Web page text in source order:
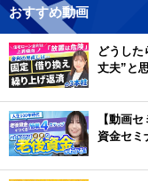
おすすめ動画
どうした
丈夫”と
【動画
資金セミ